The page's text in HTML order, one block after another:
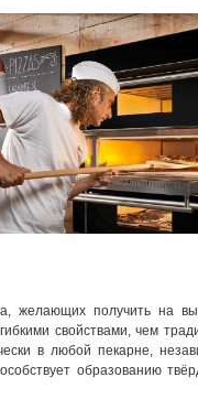
желающих получить на
свойствами, чем
в любой пекарне,
образованию